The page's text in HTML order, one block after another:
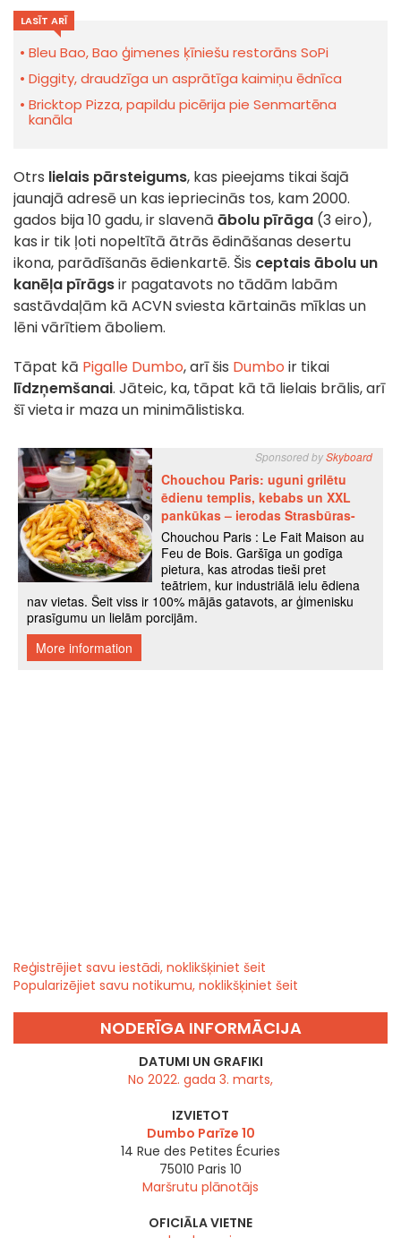
LASĪT ARĪ
Bleu Bao, Bao ģimenes ķīniešu restorāns SoPi
Diggity, draudzīga un asprātīga kaimiņu ēdnīca
Bricktop Pizza, papildu picērija pie Senmartēna
kanāla
Otrs lielais pārsteigums, kas pieejams tikai šajā
jaunajā adresē un kas iepriecinās tos, kam 2000.
gados bija 10 gadu, ir slavenā ābolu pīrāga (3 eiro),
kas ir tik ļoti nopeltītā ātrās ēdināšanas desertu
ikona, parādīšanās ēdienkartē. Šis ceptais ābolu un
kanēļa pīrāgsir pagatavots no tādām labām
sastāvdaļām kā ACVN sviesta kārtainās mīklas un
lēni vārītiem āboliem.
Tāpat kā Pigalle Dumbo, arī šis Dumbo ir tikai
līdzņemšanai. Jāteic, ka, tāpat kā tā lielais brālis, arī
šī vieta ir maza un minimālistiska.
Reģistrējiet savu iestādi, noklikšķiniet šeit
Popularizējiet savu notikumu, noklikšķiniet šeit
NODERĪGA INFORMĀCIJA
DATUMI UN GRAFIKI
No 2022. gada 3. marts,
IZVIETOT
Dumbo Parīze 10
14 Rue des Petites Écuries
75010 Paris 10
Maršrutu plānotājs
OFICIĀLA VIETNE